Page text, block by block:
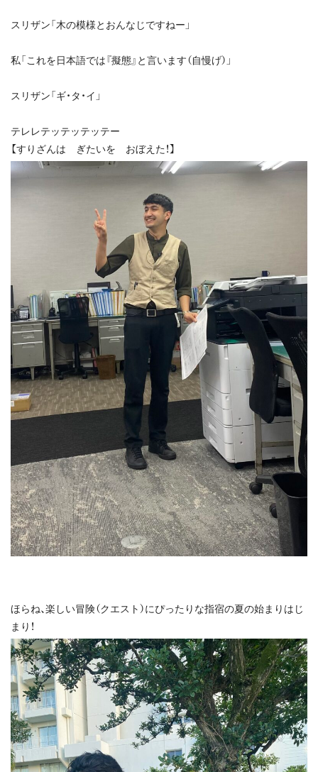
スリザン「木の模様とおんなじですねー」
私「これを日本語では『擬態』と言います（自慢げ）」
スリザン「ギ・タ・イ」
テレレテッテッテッテー
【すりざんは ぎたいを おぼえた！】
ほらね、楽しい冒険（クエスト）にぴったりな指宿の夏の始まりはじ
まり！